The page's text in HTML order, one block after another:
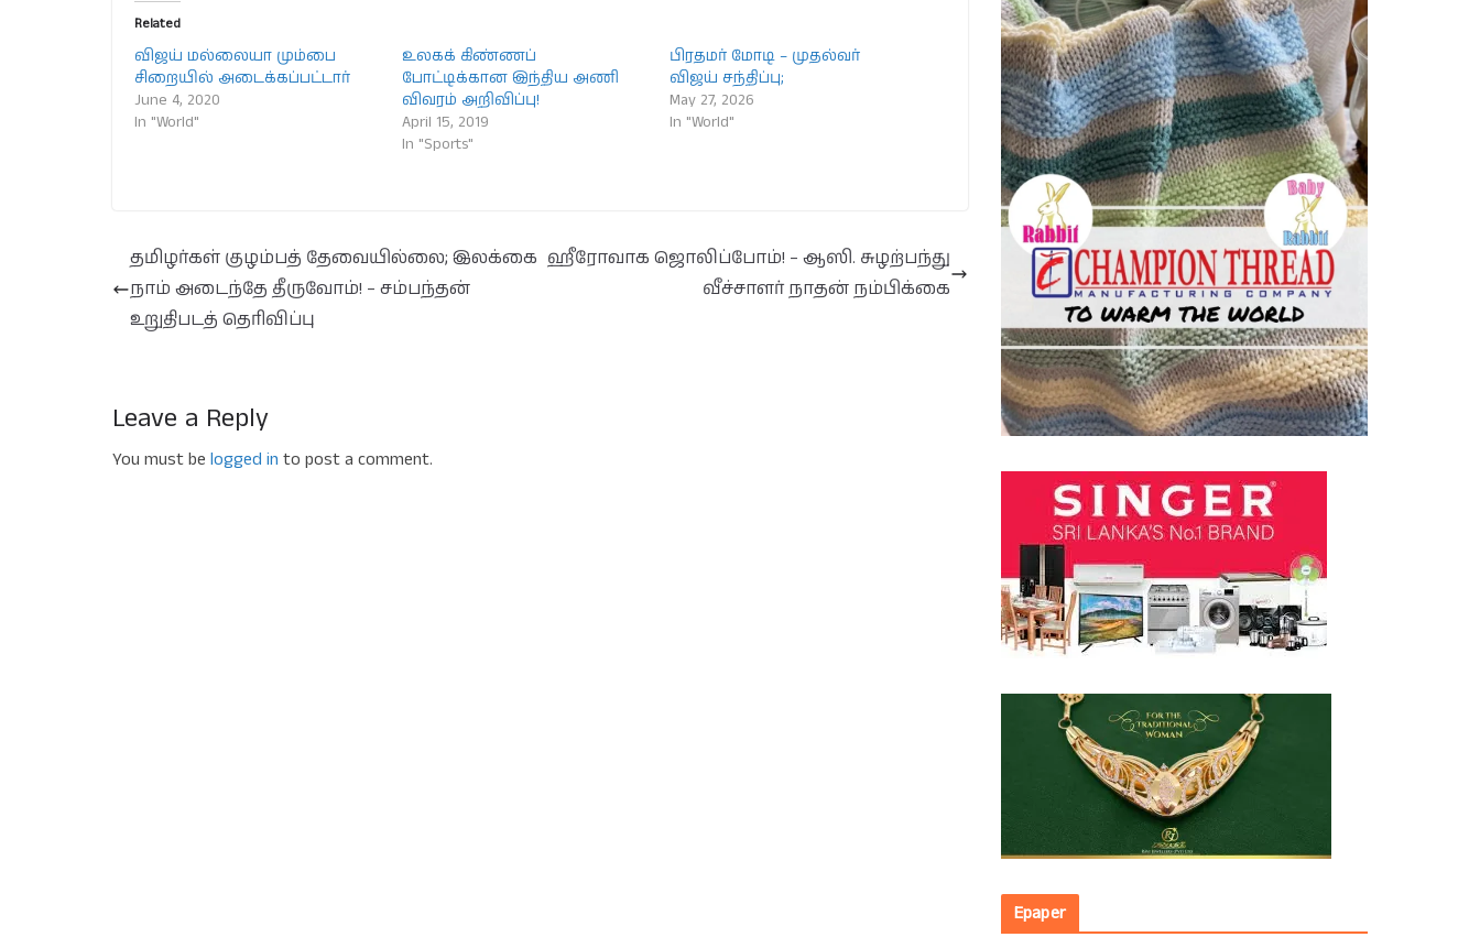
Related
விஜய் மல்லையா மும்பை
சிறையில் அடைக்கப்பட்டார்
June 4, 2020
In "World"
உலகக் கிண்ணப்
போட்டிக்கான இந்திய அணி
விவரம் அறிவிப்பு!
April 15, 2019
In "Sports"
பிரதமர் மோடி – முதல்வர்
விஜய் சந்திப்பு;
May 27, 2026
In "World"
தமிழர்கள் குழம்பத் தேவையில்லை; இலக்கை
நாம் அடைந்தே தீருவோம்! – சம்பந்தன்
உறுதிபடத் தெரிவிப்பு
ஹீரோவாக ஜொலிப்போம்! – ஆஸி. சுழற்பந்து
வீச்சாளர் நாதன் நம்பிக்கை
Leave a Reply
You must be logged in to post a comment.
Epaper